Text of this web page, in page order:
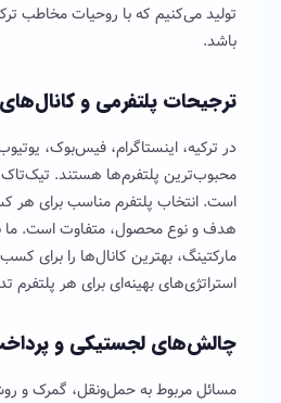
تولید می‌کنیم که با روحیات مخاطب
باشد.
ترجیحات پلتفرمی و
در ترکیه، اینستاگرام، فیس‌بوک،
محبوب‌ترین پلتفرم‌ها هستند.
است. انتخاب پلتفرم مناسب برای هر
هدف و نوع محصول، متفاوت است. ما
مارکتینگ، بهترین کانال‌ها را برای
استراتژی‌های بهینه‌ای برای هر پلتفرم
چالش‌های لجستیکی و
مسائل مربوط به حمل‌ونقل، گمرک و